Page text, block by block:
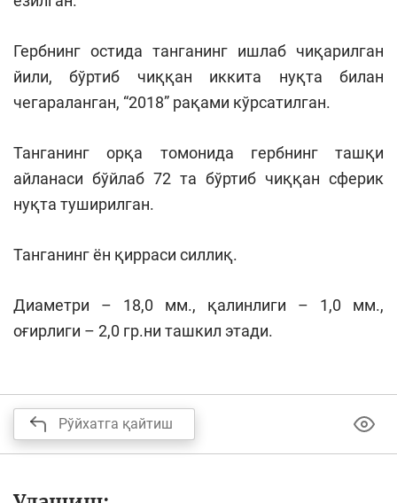
Гербнинг остида танганинг ишлаб чиқарилган
йили, бўртиб чиққан иккита нуқта билан
чегараланган, “2018” рақами кўрсатилган.
Танганинг орқа томонида гербнинг ташқи
айланаси бўйлаб 72 та бўртиб чиққан сферик
нуқта туширилган.
Танганинг ён қирраси силлиқ.
Диаметри – 18,0 мм., қалинлиги – 1,0 мм.,
оғирлиги – 2,0 гр.ни ташкил этади.
Рўйхатга қайтиш